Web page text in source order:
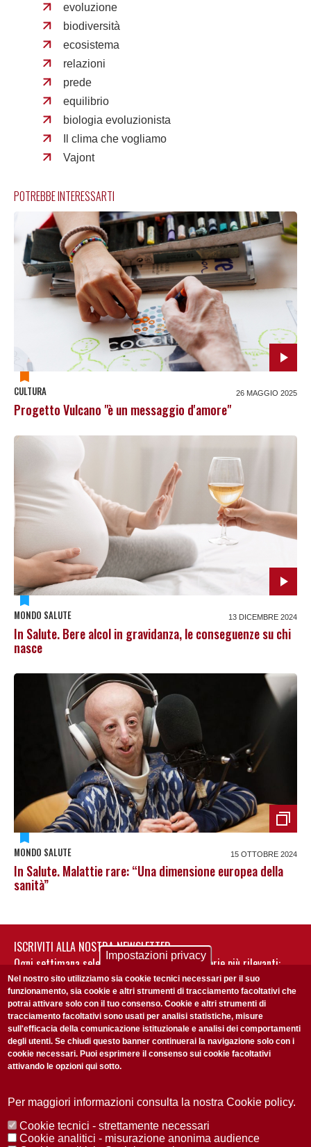
evoluzione
biodiversità
ecosistema
relazioni
prede
equilibrio
biologia evoluzionista
Il clima che vogliamo
Vajont
POTREBBE INTERESSARTI
CULTURA 26 MAGGIO 2025
Progetto Vulcano "è un messaggio d'amore"
MONDO SALUTE 13 DICEMBRE 2024
In Salute. Bere alcol in gravidanza, le conseguenze su chi
nasce
MONDO SALUTE 15 OTTOBRE 2024
In Salute. Malattie rare: “Una dimensione europea della
sanità”
ISCRIVITI ALLA NOSTRA NEWSLETTER
Ogni settimana selezioniamo per te nostre storie più rilevanti:
non perderti gli aggiornamenti della nostra newsletter
Accetto laPrivacy Policy
Redazione Copyright Privacy Area stampa
Impostazioni privacy
Nel nostro sito utilizziamo sia cookie tecnici necessari per il suo
funzionamento, sia cookie e altri strumenti di tracciamento facoltativi che
potrai attivare solo con il tuo consenso. Cookie e altri strumenti di
tracciamento facoltativi sono usati per analisi statistiche, misure
sull'efficacia della comunicazione istituzionale e analisi dei comportamenti
degli utenti. Se chiudi questo banner continuerai la navigazione solo con i
cookie necessari. Puoi esprimere il consenso sui cookie facoltativi
attivando le opzioni qui sotto.
Per maggiori informazioni consulta la nostra Cookie policy.
Cookie tecnici - strettamente necessari
Cookie analitici - misurazione anonima audience